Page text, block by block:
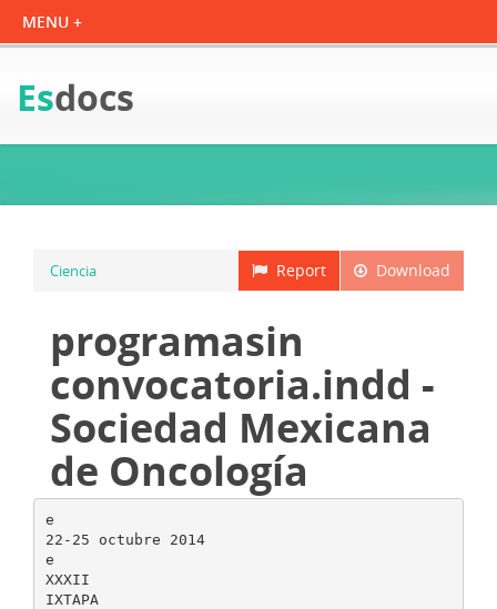
Esdocs
Download
Report
Ciencia
programasin
convocatoria.indd -
Sociedad Mexicana
de Oncología
e
22-25 octubre 2014
e
XXXII
IXTAPA